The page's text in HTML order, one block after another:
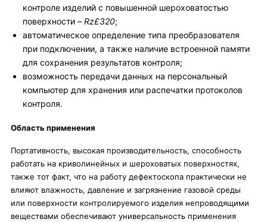
контроле изделий с повышенной шероховатостью
поверхности – Rz£320;
автоматическое определение типа преобразователя
при подключении, а также наличие встроенной памяти
для сохранения результатов контроля;
возможность передачи данных на персональный
компьютер для хранения или распечатки протоколов
контроля.
Область применения
Портативность, высокая производительность, способность
работать на криволинейных и шероховатых поверхностях,
также тот факт, что на работу дефектоскопа практически не
влияют влажность, давление и загрязнение газовой среды
или поверхности контролируемого изделия непроводящими
веществами обеспечивают универсальность применения